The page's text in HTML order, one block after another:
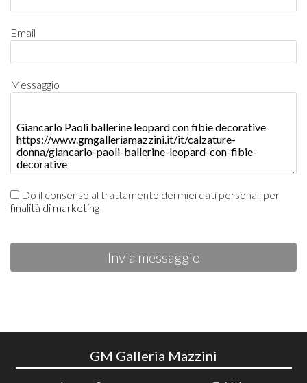
Email
Messaggio
Do il consenso al trattamento dei miei dati personali per
finalità di marketing
Invia messaggio
GM Galleria Mazzini